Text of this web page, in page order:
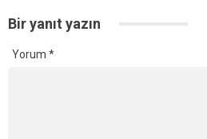
Bir yanıt yazın
Yorum *